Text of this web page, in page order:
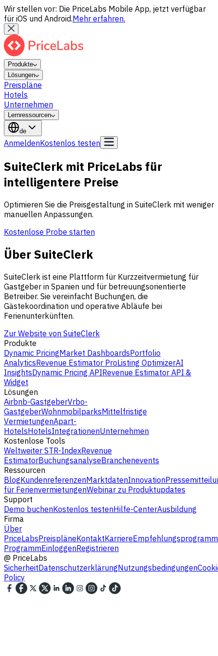
Wir stellen vor: Die PriceLabs Mobile App, jetzt verfügbar
für iOS und Android.Mehr erfahren.
Produkte
Lösungen
Preispläne
Hotels
Unternehmen
Lernressourcen
de
AnmeldenKostenlos testen
SuiteClerk mit PriceLabs für
intelligentere Preise
Optimieren Sie die Preisgestaltung in SuiteClerk mit weniger
manuellen Anpassungen.
Kostenlose Probe starten
Über SuiteClerk
SuiteClerk ist eine Plattform für Kurzzeitvermietung für
Gastgeber in Spanien und für betreuungsorientierte
Betreiber. Sie vereinfacht Buchungen, die
Gästekoordination und operative Abläufe bei
Ferienunterkünften.
Zur Website von SuiteClerk
Produkte
Dynamic PricingMarket DashboardsPortfolio
AnalyticsRevenue Estimator ProListing OptimizerAI
InsightsDynamic Pricing APIRevenue Estimator API &
Widget
Lösungen
Airbnb-GastgeberVrbo-
GastgeberWohnmobilparksMittelfristige
VermietungenApart-
HotelsHotelsIntegrationenUnternehmen
Kostenlose Tools
Weltweiter STR-IndexRevenue
EstimatorBuchungsanalyseBranchenevents
Ressourcen
BlogKundenreferenzenMarktdatenInnovation
für FerienvermietungenWebinar zu Produktupdates
Support
Demo buchenKostenlos testenHilfe-CenterAusbildung
Firma
Über
PriceLabsPreispläneKontaktKarriereEmpfehlungsprogramm
ProgrammEinloggenRegistrieren
@ PriceLabs
SicherheitDatenschutzerklärungNutzungsbedingungen
Policy